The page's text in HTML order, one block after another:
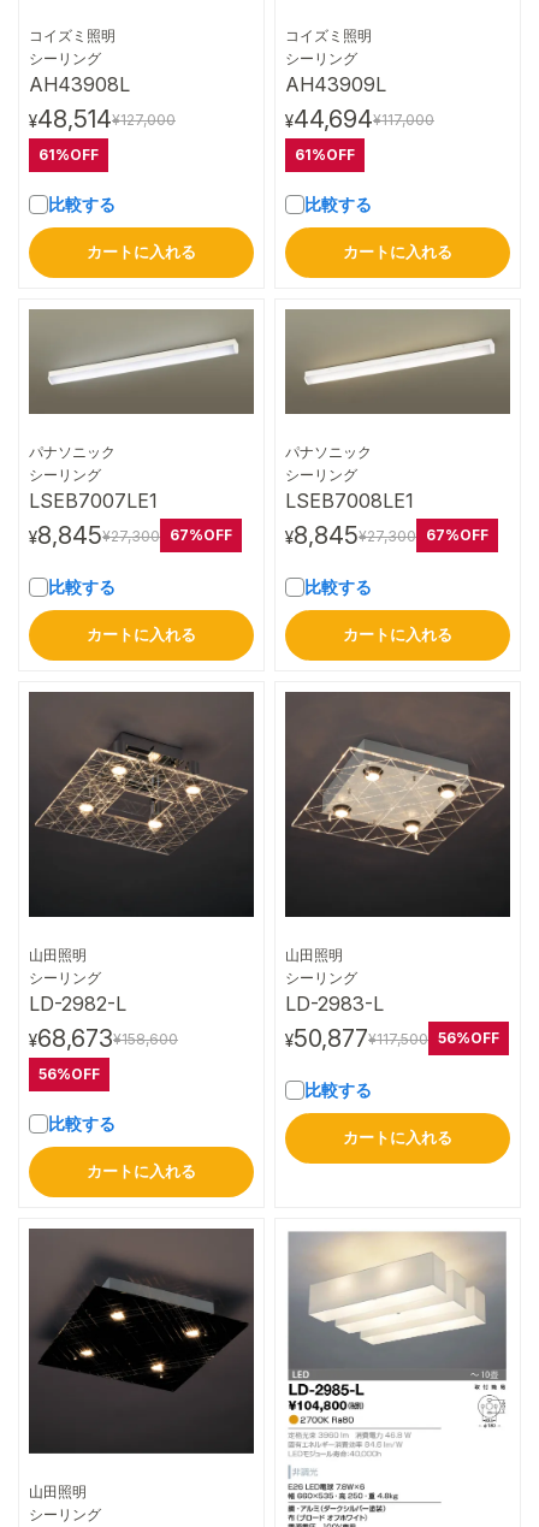
コイズミ照明
シーリング
AH43908L
¥48,514¥127,000
61%OFF
比較する
カートに入れる
コイズミ照明
シーリング
AH43909L
¥44,694¥117,000
61%OFF
比較する
カートに入れる
パナソニック
シーリング
LSEB7007LE1
¥8,845¥27,300 67%OFF
比較する
カートに入れる
パナソニック
シーリング
LSEB7008LE1
¥8,845¥27,300 67%OFF
比較する
カートに入れる
山田照明
シーリング
LD-2982-L
¥68,673¥158,600
56%OFF
比較する
カートに入れる
山田照明
シーリング
LD-2983-L
¥50,877¥117,500 56%OFF
比較する
カートに入れる
山田照明
シーリング